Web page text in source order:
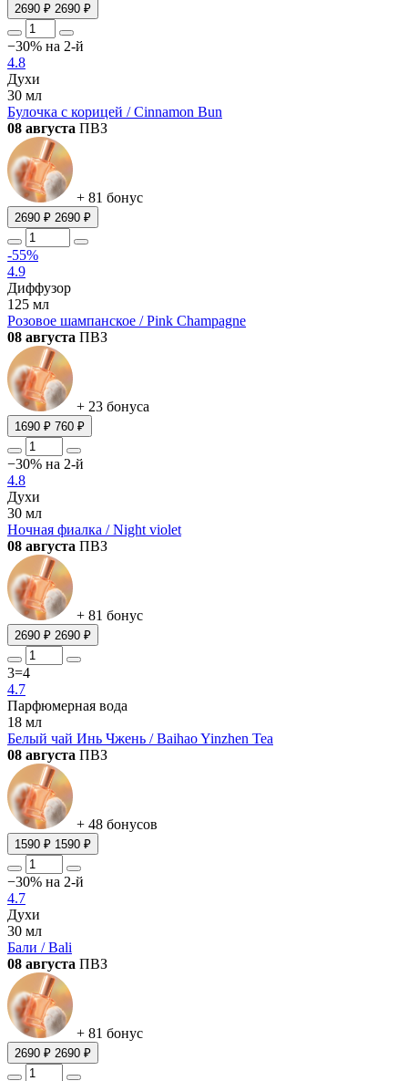
2690 ₽ 2690 ₽
−30% на 2-й
4.8
Духи
30 мл
Булочка с корицей / Cinnamon Bun
08 августа ПВЗ
+ 81 бонус
2690 ₽ 2690 ₽
-55%
4.9
Диффузор
125 мл
Розовое шампанское / Pink Champagne
08 августа ПВЗ
+ 23 бонуса
1690 ₽ 760 ₽
−30% на 2-й
4.8
Духи
30 мл
Ночная фиалка / Night violet
08 августа ПВЗ
+ 81 бонус
2690 ₽ 2690 ₽
3=4
4.7
Парфюмерная вода
18 мл
Белый чай Инь Чжень / Baihao Yinzhen Tea
08 августа ПВЗ
+ 48 бонусов
1590 ₽ 1590 ₽
−30% на 2-й
4.7
Духи
30 мл
Бали / Bali
08 августа ПВЗ
+ 81 бонус
2690 ₽ 2690 ₽